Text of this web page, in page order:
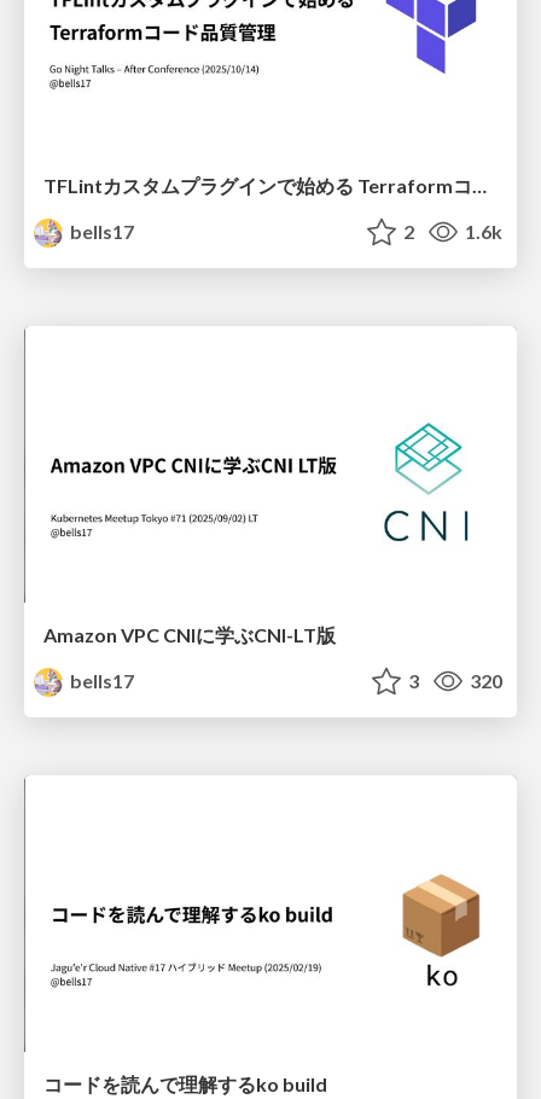
bells17
2 1.6k
Amazon VPC CNIに学ぶCNI-LT版
bells17
3 320
コードを読んで理解するko build